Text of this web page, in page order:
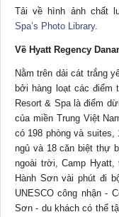
Tải về hình ảnh chất
Spa’s Photo Library.
Về Hyatt Regency
Nằm trên dải cát trắng
bởi hàng loạt các điểm
Resort & Spa là điểm
của miền Trung Việt
có 198 phòng và suites,
ngủ và 18 căn biệt thự
ngoài trời, Camp
Hành Sơn vài phút đi
UNESCO công nhận -
Sơn - du khách có thể